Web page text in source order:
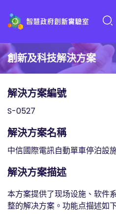
創新及科技解決方案
解決方案編號
S-0527
解決方案名稱
中信國際電訊自動單車停泊設
解決方案描述
本方案提供了现场设施、软件
整的解决方案。功能点描述如